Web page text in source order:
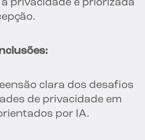
privacidade é priorizada
clara dos desafios
de privacidade em
por IA.